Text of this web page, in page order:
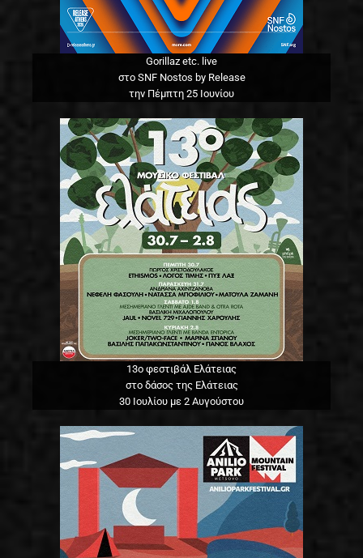
Gorillaz etc. live
στο SNF Nostos by Release
την Πέμπτη 25 Ιουνίου
13o φεστιβάλ Ελάτειας
στο δάσος της Ελάτειας
30 Ιουλίου με 2 Αυγούστου